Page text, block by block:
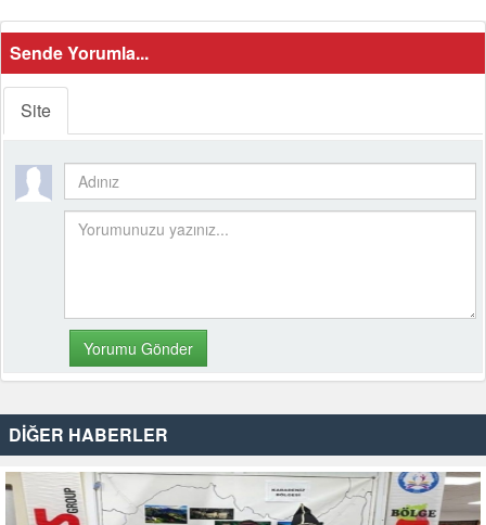
Sende Yorumla...
Site
DİĞER HABERLER